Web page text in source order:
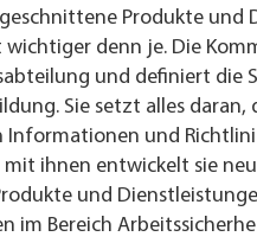
Produkte und
denn je. Die
und definiert die
Sie setzt alles
Informationen und
ihnen entwickelt sie
und
im Bereich